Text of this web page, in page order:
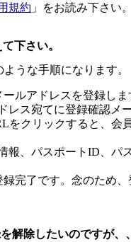
規約 」をお読み下さい。
下さい。
うな手順になります。
ルアドレスを登録しま
レス宛てに登録確認メ
をクリックすると、会
報、パスポートID、パ
録完了です。念のため
解除したいのですが、